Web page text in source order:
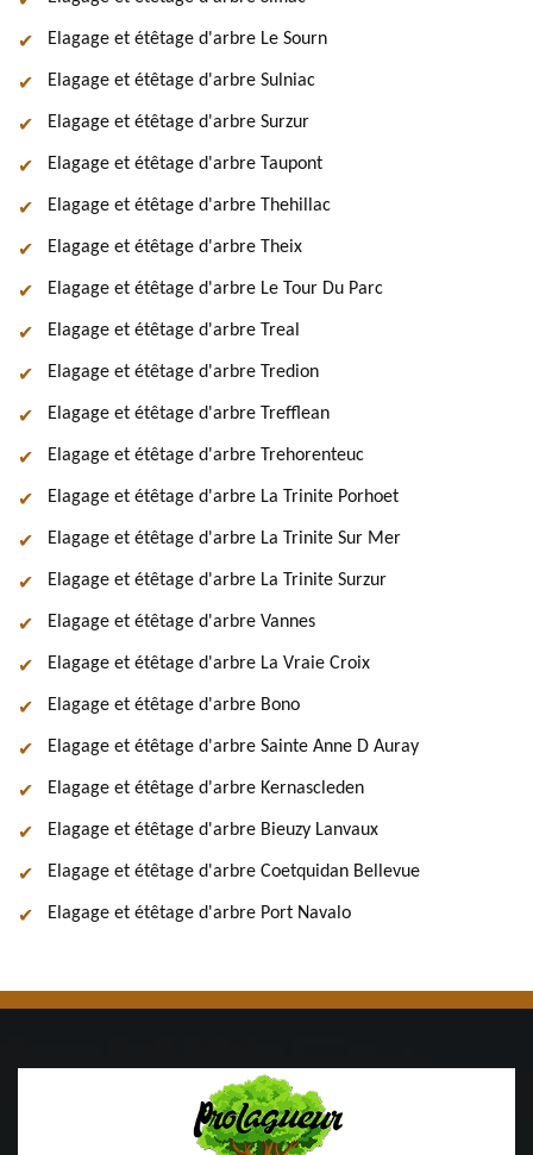
Elagage et étêtage d'arbre Le Sourn
Elagage et étêtage d'arbre Sulniac
Elagage et étêtage d'arbre Surzur
Elagage et étêtage d'arbre Taupont
Elagage et étêtage d'arbre Thehillac
Elagage et étêtage d'arbre Theix
Elagage et étêtage d'arbre Le Tour Du Parc
Elagage et étêtage d'arbre Treal
Elagage et étêtage d'arbre Tredion
Elagage et étêtage d'arbre Trefflean
Elagage et étêtage d'arbre Trehorenteuc
Elagage et étêtage d'arbre La Trinite Porhoet
Elagage et étêtage d'arbre La Trinite Sur Mer
Elagage et étêtage d'arbre La Trinite Surzur
Elagage et étêtage d'arbre Vannes
Elagage et étêtage d'arbre La Vraie Croix
Elagage et étêtage d'arbre Bono
Elagage et étêtage d'arbre Sainte Anne D Auray
Elagage et étêtage d'arbre Kernascleden
Elagage et étêtage d'arbre Bieuzy Lanvaux
Elagage et étêtage d'arbre Coetquidan Bellevue
Elagage et étêtage d'arbre Port Navalo